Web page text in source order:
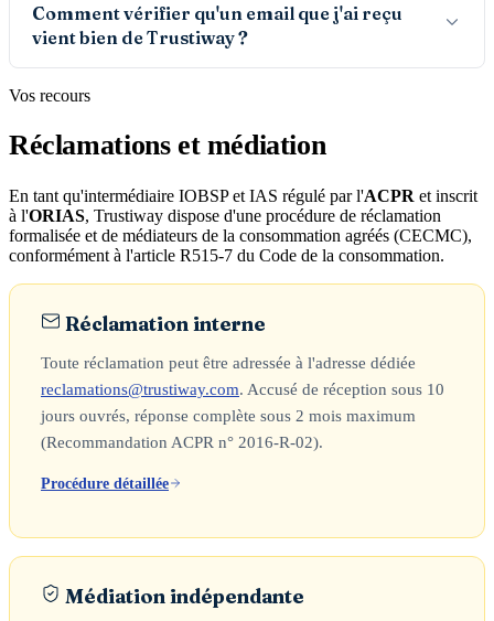
Comment vérifier qu'un email que j'ai reçu
vient bien de Trustiway ?
Vos recours
Réclamations et médiation
En tant qu'intermédiaire IOBSP et IAS régulé par l'ACPR et inscrit
à l'ORIAS, Trustiway dispose d'une procédure de réclamation
formalisée et de médiateurs de la consommation agréés (CECMC),
conformément à l'article R515-7 du Code de la consommation.
Réclamation interne
Toute réclamation peut être adressée à l'adresse dédiée
reclamations@trustiway.com. Accusé de réception sous 10
jours ouvrés, réponse complète sous 2 mois maximum
(Recommandation ACPR n° 2016-R-02).
Procédure détaillée
Médiation indépendante